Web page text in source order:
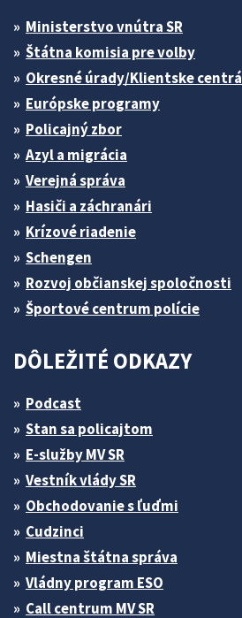
Ministerstvo vnútra SR
Štátna komisia pre volby
Okresné úrady/Klientske centrá
Európske programy
Policajný zbor
Azyl a migrácia
Verejná správa
Hasiči a záchranári
Krízové riadenie
Schengen
Rozvoj občianskej spoločnosti
Športové centrum polície
DÔLEŽITÉ ODKAZY
Podcast
Stan sa policajtom
E-služby MV SR
Vestník vlády SR
Obchodovanie s ľuďmi
Cudzinci
Miestna štátna správa
Vládny program ESO
Call centrum MV SR